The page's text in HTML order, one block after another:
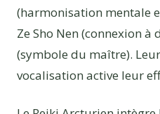
(harmonisation mentale
Ze Sho Nen (connexion à
(symbole du maître).
vocalisation active leur